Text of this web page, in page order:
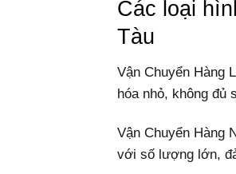
Các loại
Tàu
Vận Chuyển Hàng
hóa nhỏ, không đủ
Vận Chuyển Hàng
với số lượng lớn,